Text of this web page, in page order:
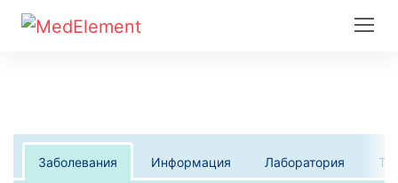
Заболевания Информация Лаборатория